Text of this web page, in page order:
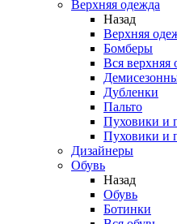
Верхняя одежда
Назад
Верхняя
Бомберы
Вся верхняя
Дубленки
Пальто
Пуховики и
Пуховики и
Дизайнеры
Обувь
Назад
Обувь
Ботинки